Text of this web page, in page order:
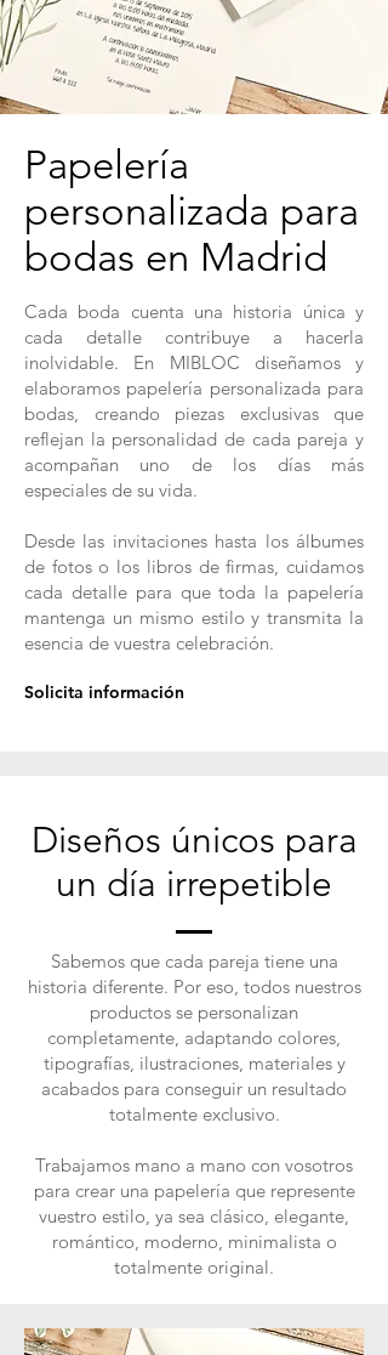
Papelería
personalizada para
bodas en Madrid
Cada boda cuenta una historia única y
cada detalle contribuye a hacerla
inolvidable. En MIBLOC diseñamos y
elaboramos papelería personalizada para
bodas, creando piezas exclusivas que
reflejan la personalidad de cada pareja y
acompañan uno de los días más
especiales de su vida.
Desde las invitaciones hasta los álbumes
de fotos o los libros de firmas, cuidamos
cada detalle para que toda la papelería
mantenga un mismo estilo y transmita la
esencia de vuestra celebración.
Solicita información
Diseños únicos para
un día irrepetible
Sabemos que cada pareja tiene una
historia diferente. Por eso, todos nuestros
productos se personalizan
completamente, adaptando colores,
tipografías, ilustraciones, materiales y
acabados para conseguir un resultado
totalmente exclusivo.
Trabajamos mano a mano con vosotros
para crear una papelería que represente
vuestro estilo, ya sea clásico, elegante,
romántico, moderno, minimalista o
totalmente original.